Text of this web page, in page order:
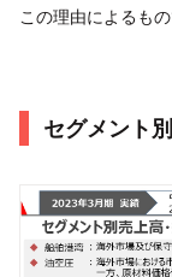
この理由によるもの
セグメント